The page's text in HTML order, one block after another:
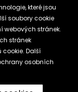
článků mohou
analýzy nebo datu,
údaje.
které jsou
soubory cookie
webových stránek.
stránek
Další
osobních